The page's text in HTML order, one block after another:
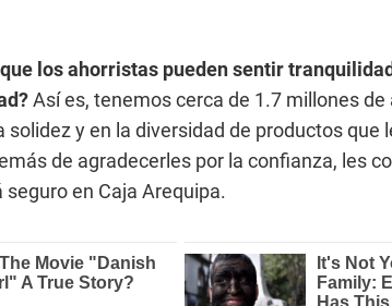
los ahorristas pueden sentir
Así es, tenemos cerca de 1.7 millones de
solidez y en la diversidad de productos que
de agradecerles por la confianza, les
en Caja Arequipa.